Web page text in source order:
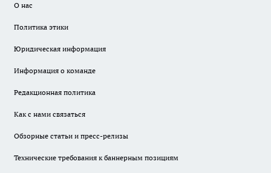
О нас
Политика этики
Юридическая информация
Информация о команде
Редакционная политика
Как с нами связаться
Обзорные статьи и пресс-релизы
Технические требования к баннерным позициям